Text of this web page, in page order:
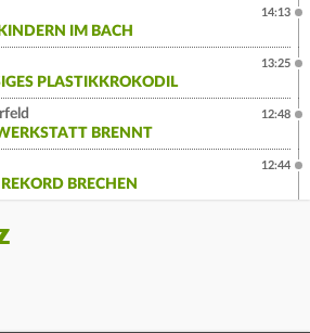
IM BACH
14:13
PLASTIKKROKODIL
13:25
BRENNT
12:48
BRECHEN
12:44